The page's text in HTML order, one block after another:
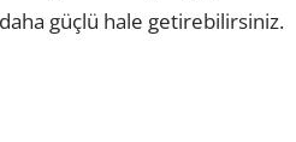
daha güçlü hale getirebilirsiniz.